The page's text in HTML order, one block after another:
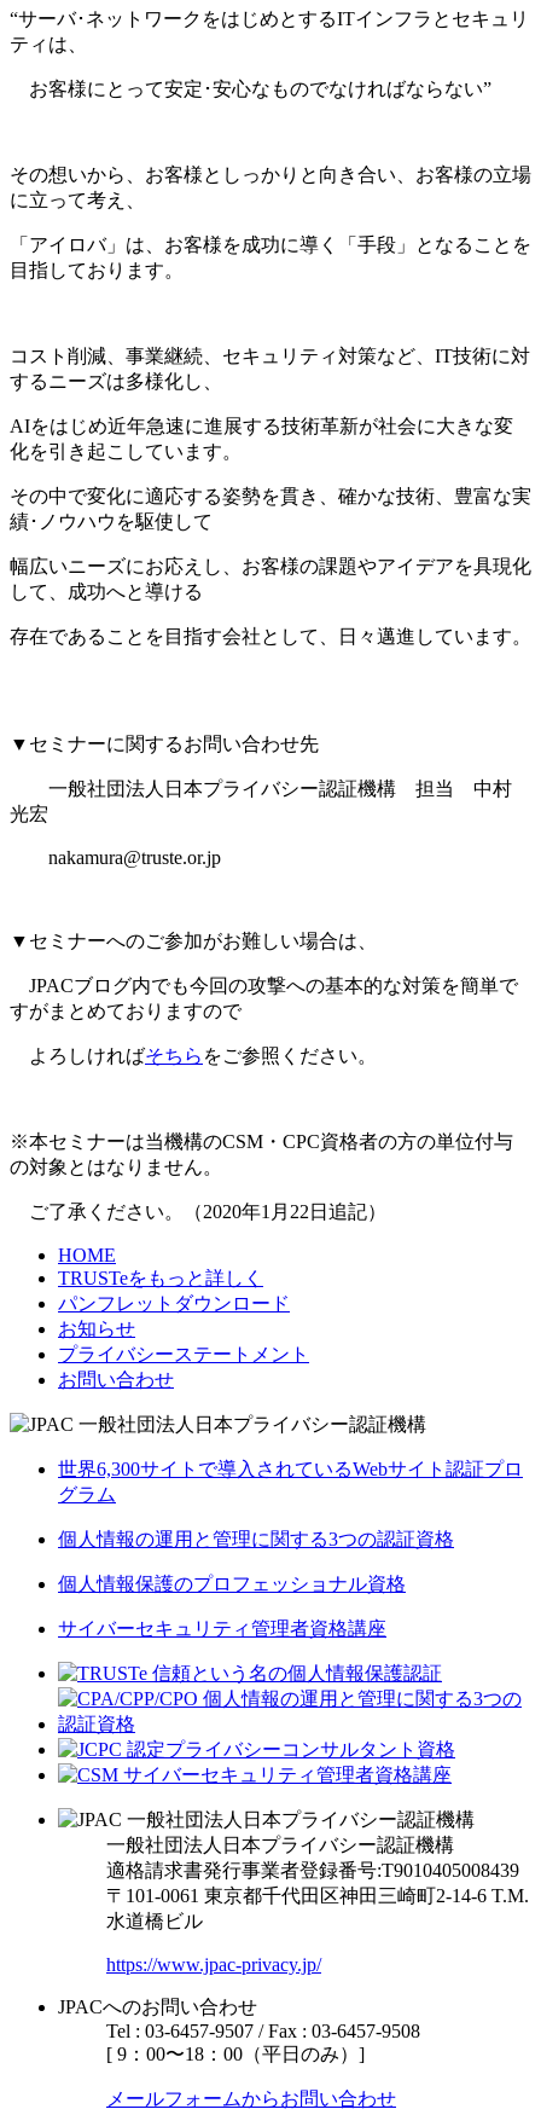
“サーバ･ネットワークをはじめとするITインフラとセキュリ
ティは、
お客様にとって安定･安心なものでなければならない”
その想いから、お客様としっかりと向き合い、お客様の立場
に立って考え、
「アイロバ」は、お客様を成功に導く「手段」となることを
目指しております。
コスト削減、事業継続、セキュリティ対策など、IT技術に対
するニーズは多様化し、
AIをはじめ近年急速に進展する技術革新が社会に大きな変
化を引き起こしています。
その中で変化に適応する姿勢を貫き、確かな技術、豊富な実
績･ノウハウを駆使して
幅広いニーズにお応えし、お客様の課題やアイデアを具現化
して、成功へと導ける
存在であることを目指す会社として、日々邁進しています。
▼セミナーに関するお問い合わせ先
一般社団法人日本プライバシー認証機構 担当 中村
光宏
nakamura@truste.or.jp
▼セミナーへのご参加がお難しい場合は、
JPACブログ内でも今回の攻撃への基本的な対策を簡単で
すがまとめておりますので
よろしければそちら をご参照ください。
※本セミナーは当機構のCSM・CPC資格者の方の単位付与
の対象とはなりません。
ご了承ください。（2020年1月22日追記）
HOME
TRUSTeをもっと詳しく
パンフレットダウンロード
お知らせ
プライバシーステートメント
お問い合わせ
世界6,300サイトで導入されているWebサイト認証プロ
グラム
個人情報の運用と管理に関する3つの認証資格
個人情報保護のプロフェッショナル資格
サイバーセキュリティ管理者資格講座
一般社団法人日本プライバシー認証機構
適格請求書発行事業者登録番号:T9010405008439
〒101-0061 東京都千代田区神田三崎町2-14-6 T.M.
水道橋ビル
https://www.jpac-privacy.jp/
JPACへのお問い合わせ
Tel : 03-6457-9507 / Fax : 03-6457-9508
[ 9：00〜18：00（平日のみ）]
メールフォームからお問い合わせ